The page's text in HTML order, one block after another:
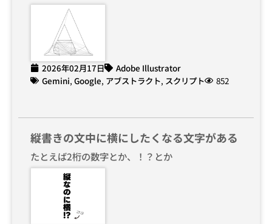
2026年02月17日
Adobe Illustrator
Gemini, Google, アブストラクト, スクリプト 852
縦書きの文中に横にしたくなる文字がある
たとえば2桁の数字とか、！？とか